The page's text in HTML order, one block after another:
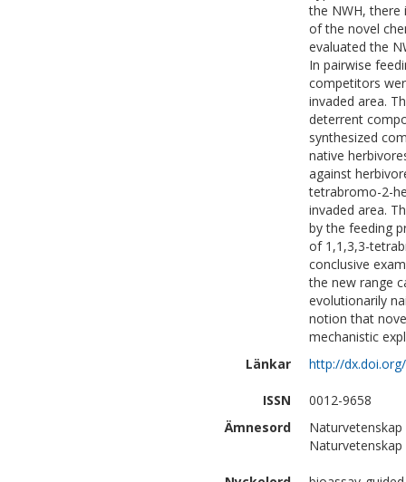
the NWH, there
of the novel
evaluated the
In pairwise
competitors
invaded area.
deterrent
synthesized
native
against
tetrabromo-2-
invaded area.
by the feeding
of 1,1,3,3-
conclusive
the new range
evolutionarily
notion that
mechanistic
Länkar
http://
ISSN
0012-9658
Ämnesord